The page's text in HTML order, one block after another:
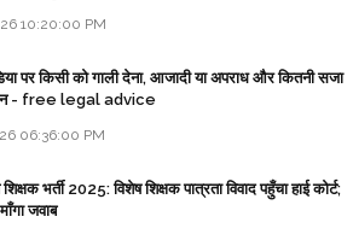
10:20:00 PM
पर किसी को गाली देना, आजादी या अपराध और कितनी सजा
- free legal advice
06:36:00 PM
भर्ती 2025: विशेष शिक्षक पात्रता विवाद पहुँचा हाई कोर्ट;
जवाब